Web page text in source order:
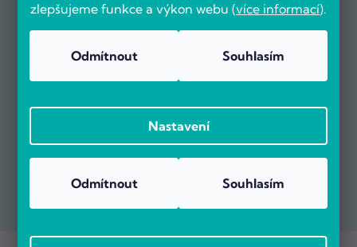
zlepšujeme funkce a výkon webu (více informací).
Odmítnout Souhlasím
Nastavení
Odmítnout Souhlasím